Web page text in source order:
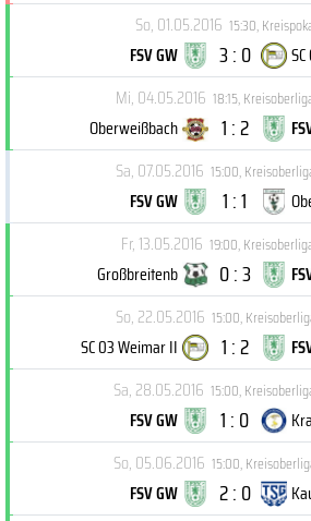
So, 01.05.2016 15:30,
FSV GW 3 : 0
Mi, 04.05.2016 18:15,
Oberweißbach 1 : 2
Sa, 07.05.2016 15:00,
FSV GW 1 : 1
Fr, 13.05.2016 19:00,
Großbreitenb 0 : 3
So, 22.05.2016 15:00,
SC 03 Weimar II 1 : 2
Sa, 28.05.2016 15:00,
FSV GW 1 : 0
So, 05.06.2016 15:00,
FSV GW 2 : 0